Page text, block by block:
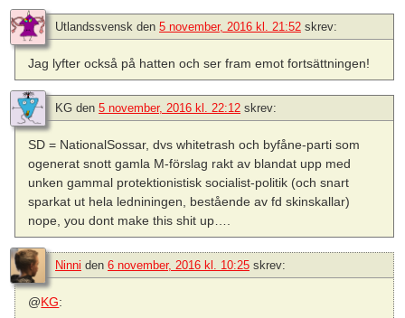
Utlandssvensk den 5 november, 2016 kl. 21:52 skrev:
Jag lyfter också på hatten och ser fram emot fortsättningen!
KG den 5 november, 2016 kl. 22:12 skrev:
SD = NationalSossar, dvs whitetrash och byfåne-parti som
ogenerat snott gamla M-förslag rakt av blandat upp med
unken gammal protektionistisk socialist-politik (och snart
sparkat ut hela ledniningen, bestående av fd skinskallar)
nope, you dont make this shit up….
Ninni den 6 november, 2016 kl. 10:25 skrev:
@KG: